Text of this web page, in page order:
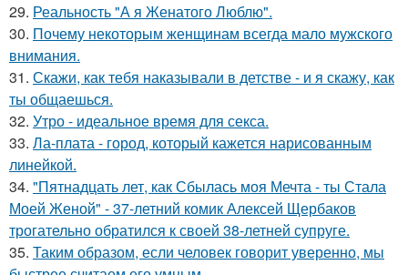
29. Реальность "А я Женатого Люблю".
30. Почему некоторым женщинам всегда мало мужского
внимания.
31. Скажи, как тебя наказывали в детстве - и я скажу, как
ты общаешься.
32. Утро - идеальное время для секса.
33. Ла-плата - город, который кажется нарисованным
линейкой.
34. "Пятнадцать лет, как Сбылась моя Мечта - ты Стала
Моей Женой" - 37-летний комик Алексей Щербаков
трогательно обратился к своей 38-летней супруге.
35. Таким образом, если человек говорит уверенно, мы